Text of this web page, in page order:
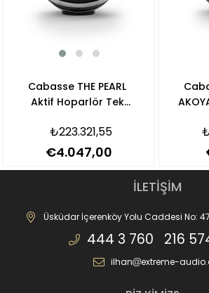
Cabasse THE PEARL
Aktif Hoparlör Tek
₺223.321,55
€4.047,00
İLETİŞİM
Üsküdar İçerenköy Yolu Caddesi No:
444 3 760 216
ilhan extreme-